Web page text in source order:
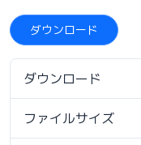
ダウンロード
ダウンロード
ファイルサイズ